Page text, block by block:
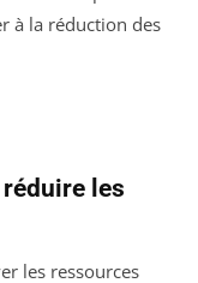
à la réduction des
les
les ressources